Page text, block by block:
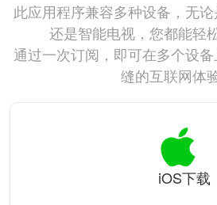
此应用程序兼容多种设备，无
还是智能电视，您都能轻
通过一次订阅，即可在多个设
缝的互联网体验
iOS下载